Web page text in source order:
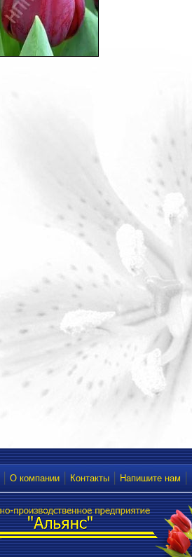
О компании Контакты Напишите нам